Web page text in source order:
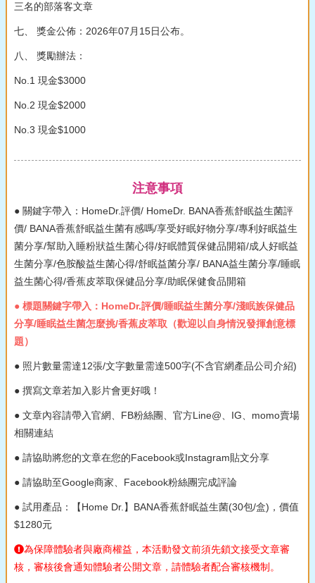
三名的部落客文章
七、 獎金公佈：2026年07月15日公布。
八、 獎勵辦法：
No.1 現金$3000
No.2 現金$2000
No.3 現金$1000
注意事項
● 關鍵字帶入：HomeDr.評價/ HomeDr. BANA香蕉舒眠益生菌評
價/ BANA香蕉舒眠益生菌有感嗎/享受好眠好物分享/專利好眠益生
菌分享/幫助入睡粉狀益生菌心得/好眠體質保健品開箱/成人好眠益
生菌分享/色胺酸益生菌心得/舒眠益菌分享/ BANA益生菌分享/睡眠
益生菌心得/香蕉皮萃取保健品分享/助眠保健食品開箱
● 標題關鍵字帶入：HomeDr.評價/睡眠益生菌分享/淺眠族保健品
分享/睡眠益生菌怎麼挑/香蕉皮萃取（歡迎以自身情況發揮創意標
題）
● 照片數量需達12張/文字數量需達500字(不含官網產品公司介紹)
● 撰寫文章若加入影片會更好哦！
● 文章內容請帶入官網、FB粉絲團、官方Line@、IG、momo賣場
相關連結
● 請協助將您的文章在您的Facebook或Instagram貼文分享
● 請協助至Google商家、Facebook粉絲團完成評論
● 試用產品：【Home Dr.】BANA香蕉舒眠益生菌(30包/盒)，價值
$1280元
為保障體驗者與廠商權益，本活動發文前須先鎖文接受文章審
核，審核後會通知體驗者公開文章，請體驗者配合審核機制。